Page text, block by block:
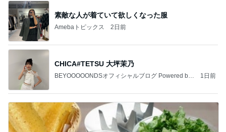
素敵な人が着ていて欲しくなった服
Amebaトピックス 2日前
CHICA#TETSU 大坪茉乃
BEYOOOOONDSオフィシャルブログ Powered by
1日前